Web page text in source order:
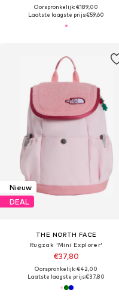
Oorspronkelijk: €189,00
Laatste laagste prijs:€59,60
Nieuw
DEAL
THE NORTH FACE
Rugzak 'Mini Explorer'
€37,80
Oorspronkelijk: €42,00
Laatste laagste prijs:€37,80